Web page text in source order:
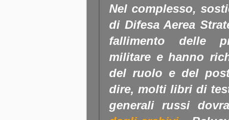
Nel complesso,
di Difesa Aerea
fallimento delle
militare e hanno
del ruolo e del
dire, molti libri di
generali russi